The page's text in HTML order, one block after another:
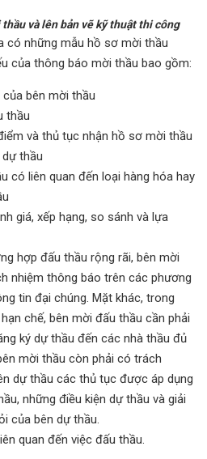
và lên bản vẽ kỹ thuật thi công
có những mẫu hồ sơ mời thầu
của thông báo mời thầu bao gồm:
bên mời thầu
thầu
và thủ tục nhận hồ sơ mời thầu
thầu
có liên quan đến loại hàng hóa hay
giá, xếp hạng, so sánh và lựa
hợp đấu thầu rộng rãi, bên mời
nhiệm thông báo trên các phương
tin đại chúng. Mặt khác, trong
chế, bên mời đấu thầu cần phải
ký dự thầu đến các nhà thầu đủ
mời thầu còn phải có trách
dự thầu các thủ tục được áp dụng
những điều kiện dự thầu và giải
của bên dự thầu.
quan đến việc đấu thầu.